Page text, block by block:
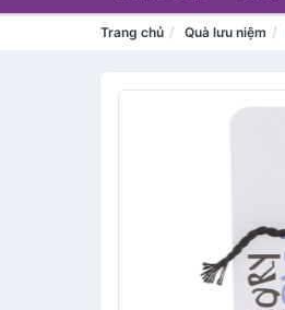
Trang chủ Quà lưu niệm